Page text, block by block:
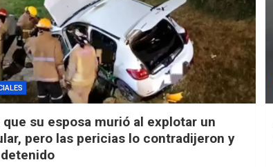
que su esposa murió al explotar un
pero las pericias lo contradijeron y